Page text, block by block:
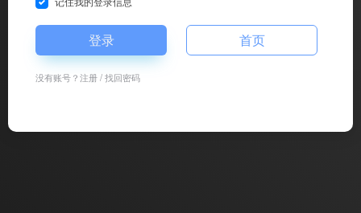
登录 首页
没有账号？注册/找回密码